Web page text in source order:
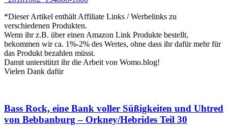
*Dieser Artikel enthält Affiliate Links / Werbelinks zu
verschiedenen Produkten.
Wenn ihr z.B. über einen Amazon Link Produkte bestellt,
bekommen wir ca. 1%-2% des Wertes, ohne dass ihr dafür mehr für
das Produkt bezahlen müsst.
Damit unterstützt ihr die Arbeit von Womo.blog!
Vielen Dank dafür
Bass Rock, eine Bank voller Süßigkeiten und Uhtred
von Bebbanburg – Orkney/Hebrides Teil 30